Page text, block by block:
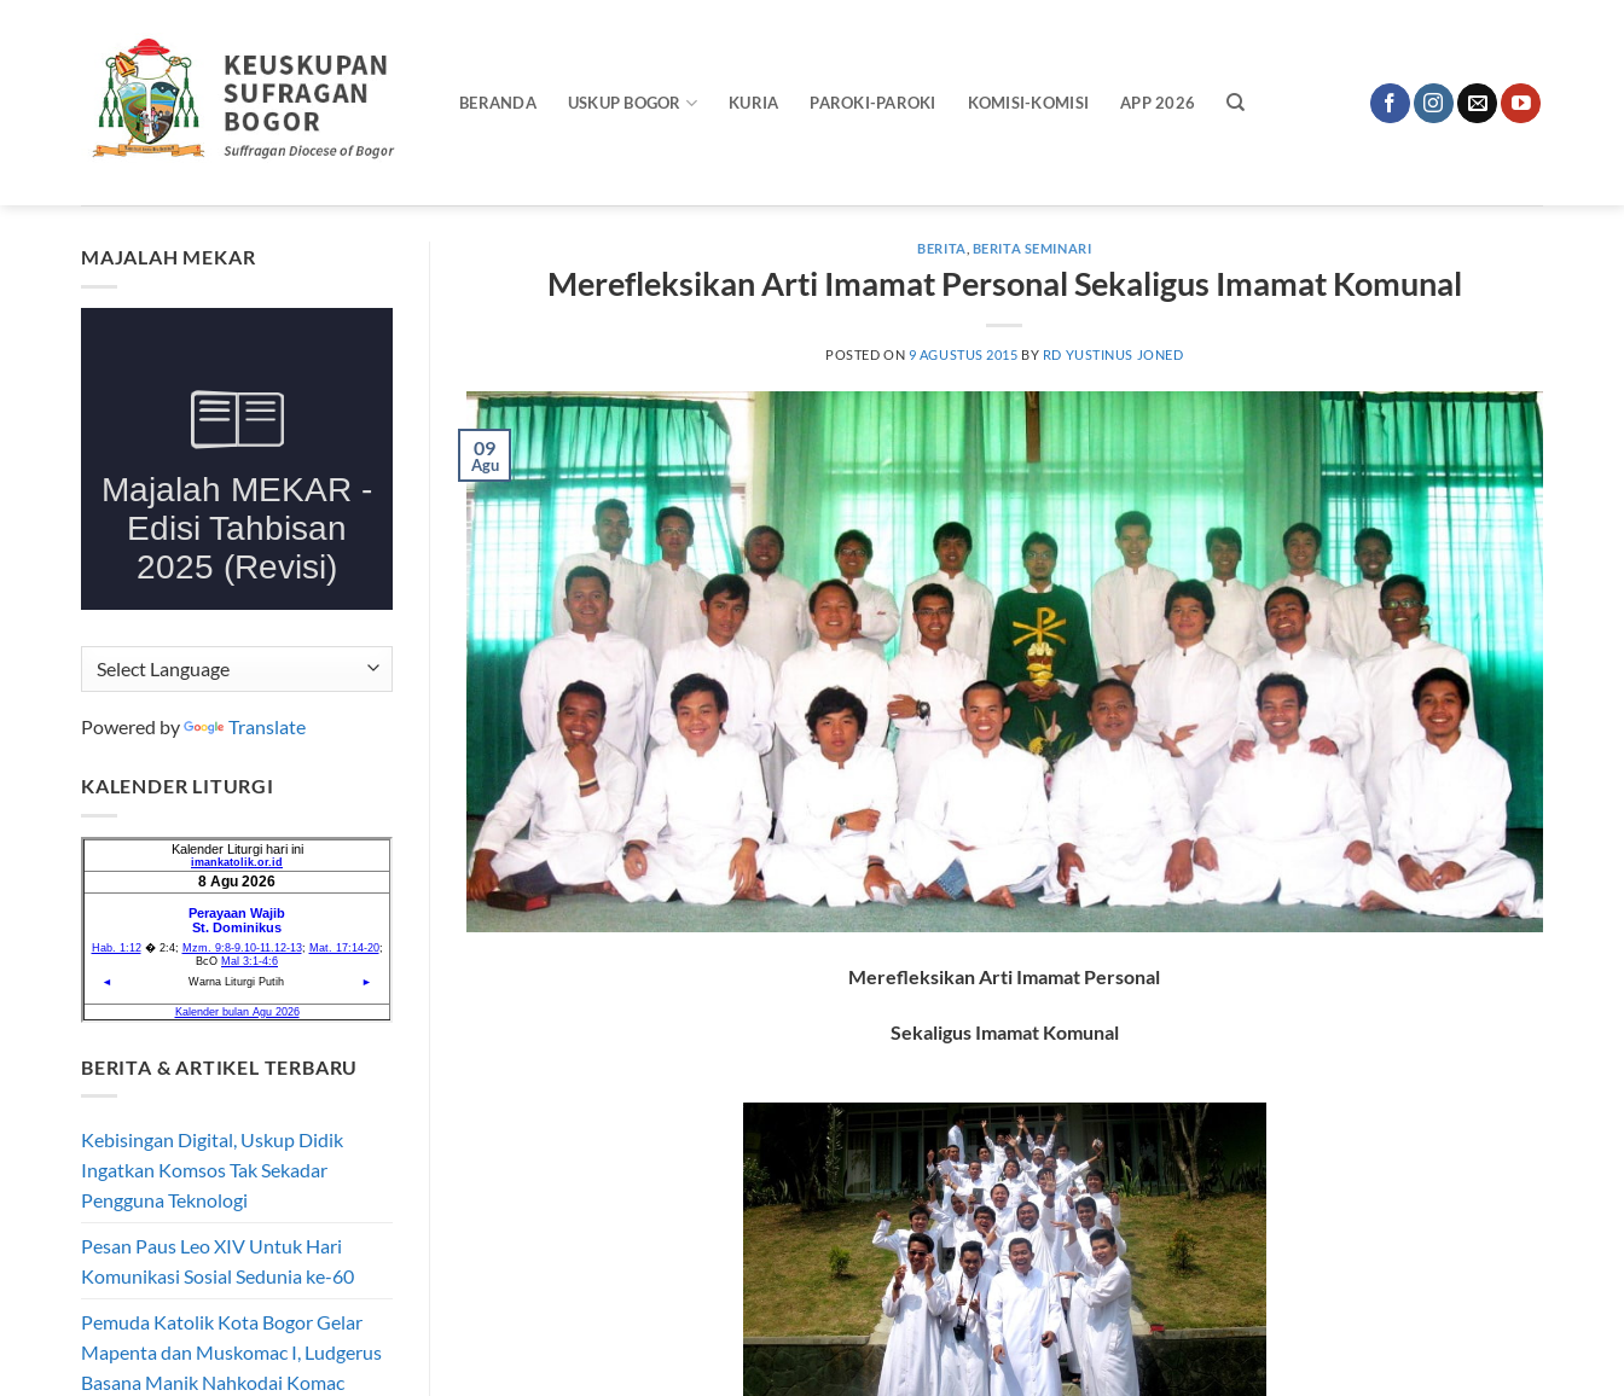
BERANDA USKUP BOGOR KURIA PAROKI-PAROKI KOMISI-KOMISI APP 2026
MAJALAH MEKAR
Powered by Translate
KALENDER LITURGI
BERITA & ARTIKEL TERBARU
Kebisingan Digital, Uskup Didik
Ingatkan Komsos Tak Sekadar
Pengguna Teknologi
Pesan Paus Leo XIV Untuk Hari
Komunikasi Sosial Sedunia ke-60
Pemuda Katolik Kota Bogor Gelar
Mapenta dan Muskomac I, Ludgerus
Basana Manik Nahkodai Komac
BERITA BERITA SEMINARI
Merefleksikan Arti Imamat Personal Sekaligus Imamat Komunal
POSTED ON 9 AGUSTUS 2015 BY RD YUSTINUS JONED
09
Agu
Merefleksikan Arti Imamat Personal
Sekaligus Imamat Komunal